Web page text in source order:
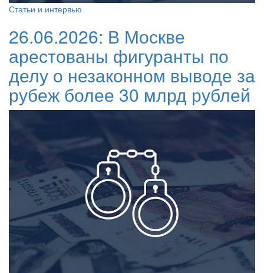
Статьи и интервью
26.06.2026: В Москве
арестованы фигуранты по
делу о незаконном выводе за
рубеж более 30 млрд рублей